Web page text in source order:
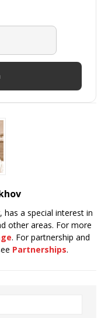
has a special interest in
other areas. For more
. For partnership and
Partnerships.